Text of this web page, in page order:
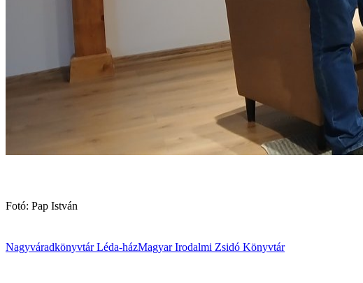
Fotó: Pap István
NagyváradkönyvtárLéda-házMagyar Irodalmi Zsidó Könyvtár